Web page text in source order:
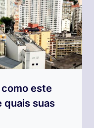
este
quais suas